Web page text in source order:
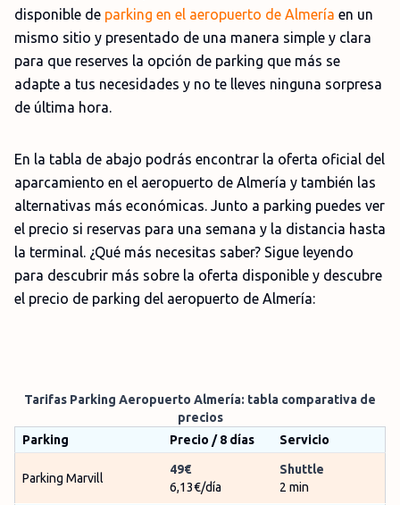
disponible de parking en el aeropuerto de Almería en un
mismo sitio y presentado de una manera simple y clara
para que reserves la opción de parking que más se
adapte a tus necesidades y no te lleves ninguna sorpresa
de última hora.
En la tabla de abajo podrás encontrar la oferta oficial del
aparcamiento en el aeropuerto de Almería y también las
alternativas más económicas. Junto a parking puedes ver
el precio si reservas para una semana y la distancia hasta
la terminal. ¿Qué más necesitas saber? Sigue leyendo
para descubrir más sobre la oferta disponible y descubre
el precio de parking del aeropuerto de Almería:
Tarifas Parking Aeropuerto Almería: tabla comparativa de
precios
Parking
Precio / 8 días Servicio
Parking Marvill
49€
6,13€/día
Shuttle
2 min